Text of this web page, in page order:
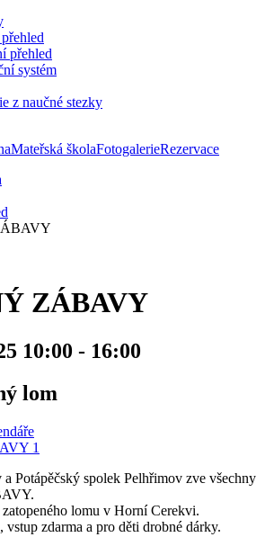
přehled
systém
z naučné stezky
Mateřská školaFotogalerieRezervace
ZÁBAVY
10:00 - 16:00
lom
Potápěčský spolek Pelhřimov zve všechny
lomu v Horní Cerekvi.
vstup zdarma a pro děti drobné dárky.